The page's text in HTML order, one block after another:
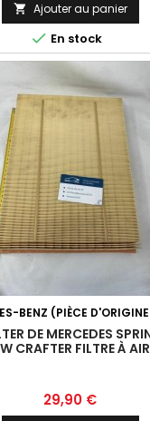
 Ajouter au panier
 En stock
BENZ (PIÈCE
DE MERCEDES
CRAFTER FILTRE À AIR
Prix
29,90 €